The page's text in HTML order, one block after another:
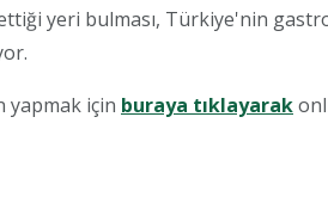
yeri bulması, Türkiye'nin
yapmak için buraya tıklayarak